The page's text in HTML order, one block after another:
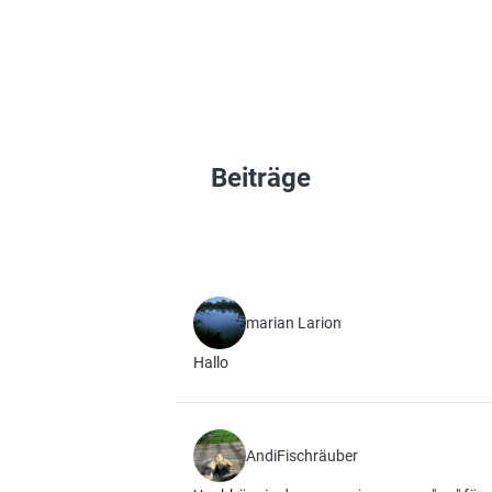
Beiträge
marian Larion
Hallo
AndiFischräuber